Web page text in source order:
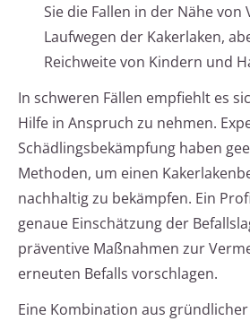
Sie die Fallen in der Nähe von
Laufwegen der Kakerlaken,
Reichweite von Kindern und
In schweren Fällen empfiehlt es
Hilfe in Anspruch zu nehmen.
Schädlingsbekämpfung haben
Methoden, um einen
nachhaltig zu bekämpfen. Ein
genaue Einschätzung der
präventive Maßnahmen zur
erneuten Befalls vorschlagen.
Eine Kombination aus